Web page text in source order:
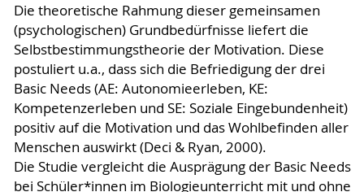
Die theoretische Rahmung dieser gemeinsamen
(psychologischen) Grundbedürfnisse liefert die
Selbstbestimmungstheorie der Motivation. Diese
postuliert u.a., dass sich die Befriedigung der drei
Basic Needs (AE: Autonomieerleben, KE:
Kompetenzerleben und SE: Soziale Eingebundenheit)
positiv auf die Motivation und das Wohlbefinden aller
Menschen auswirkt (Deci & Ryan, 2000).
Die Studie vergleicht die Ausprägung der Basic Needs
bei Schüler*innen im Biologieunterricht mit und ohne